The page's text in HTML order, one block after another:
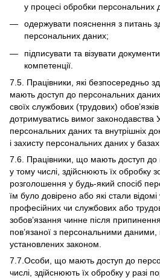
у процесі обробки персональних
одержувати пояснення з питань
персональних даних;
підписувати та візувати
компетенції.
7.5. Працівники, які безпосередньо
мають доступ до персональних даних
своїх службових (трудових) обов’язків
дотримуватись вимог законодавства
персональних даних та внутрішніх
і захисту персональних даних у
7.6. Працівники, що мають доступ до
у тому числі, здійснюють їх обробку
розголошення у будь-який спосіб
їм було довірено або які стали
професійних чи службових або
зобов’язання чинне після
пов’язаної з персональними даними,
установлених законом.
7.7.Особи, що мають доступ до
числі, здійснюють їх обробку у разі